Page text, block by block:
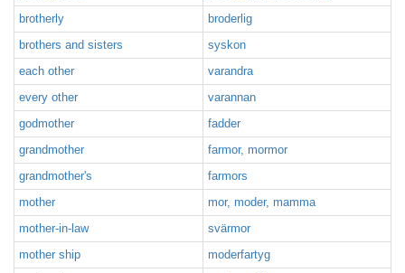
brotherly
broderlig
brothers and sisters
syskon
each other
varandra
every other
varannan
godmother
fadder
grandmother
farmor, mormor
grandmother's
farmors
mother
mor, moder, mamma
mother-in-law
svärmor
mother ship
moderfartyg